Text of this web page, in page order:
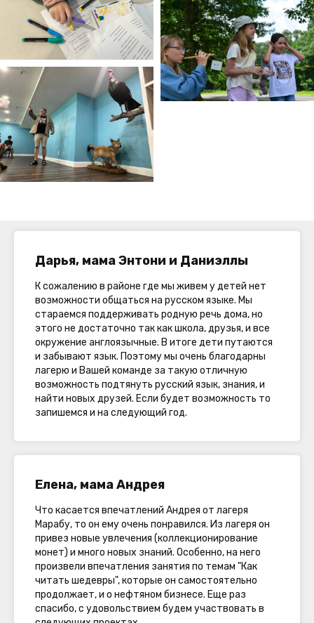
Дарья, мама Энтони и Даниэллы
К сожалению в районе где мы живем у детей нет
возможности общаться на русском языке. Мы
стараемся поддерживать родную речь дома, но
этого не достаточно так как школа, друзья, и все
окружение англоязычные. В итоге дети путаются
и забывают язык. Поэтому мы очень благодарны
лагерю и Вашей команде за такую отличную
возможность подтянуть русский язык, знания, и
найти новых друзей. Если будет возможность то
запишемся и на следующий год.
Елена, мама Андрея
Что касается впечатлений Андрея от лагеря
Марабу, то он ему очень понравился. Из лагеря он
привез новые увлечения (коллекционирование
монет) и много новых знаний. Особенно, на него
произвели впечатления занятия по темам "Как
читать шедевры", которые он самостоятельно
продолжает, и о нефтяном бизнесе. Еще раз
спасибо, с удовольствием будем участвовать в